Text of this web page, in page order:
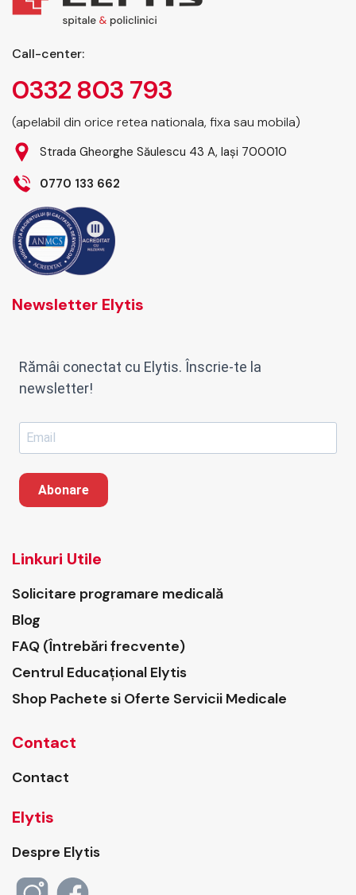
Call-center:
0332 803 793
(apelabil din orice retea nationala, fixa sau mobila)
Strada Gheorghe Săulescu 43 A, Iași 700010
0770 133 662
Newsletter Elytis
Rămâi conectat cu Elytis. Înscrie-te la
newsletter!
Abonare
Linkuri Utile
Solicitare programare medicală
Blog
FAQ (Întrebări frecvente)
Centrul Educațional Elytis
Shop Pachete si Oferte Servicii Medicale
Contact
Contact
Elytis
Despre Elytis